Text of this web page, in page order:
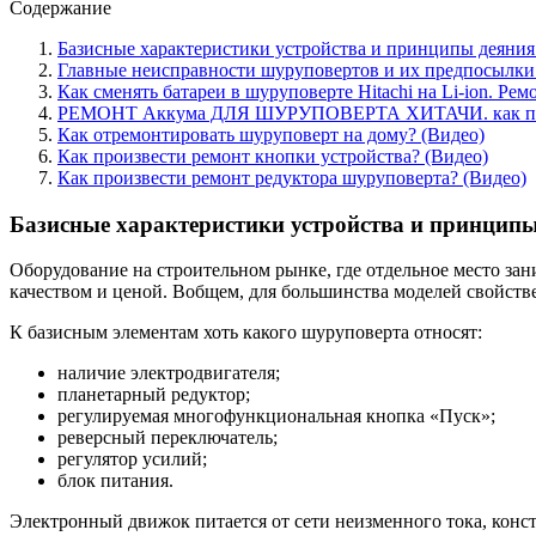
Содержание
Базисные характеристики устройства и принципы
Главные неисправности шуруповертов и их
Как сменять батареи в шуруповерте Hitachi на Li-ion.
РЕМОНТ Аккума ДЛЯ ШУРУПОВЕРТА ХИТАЧИ. как
Как отремонтировать шуруповерт на дому? (Видео)
Как произвести ремонт кнопки устройства? (Видео)
Как произвести ремонт редуктора шуруповерта? (Видео)
Базисные характеристики устройства и
Оборудование на строительном рынке, где отдельное место
качеством и ценой. Вобщем, для большинства моделей
К базисным элементам хоть какого шуруповерта относят:
наличие электродвигателя;
планетарный редуктор;
регулируемая многофункциональная кнопка «Пуск»;
реверсный переключатель;
регулятор усилий;
блок питания.
Электронный движок питается от сети неизменного тока,